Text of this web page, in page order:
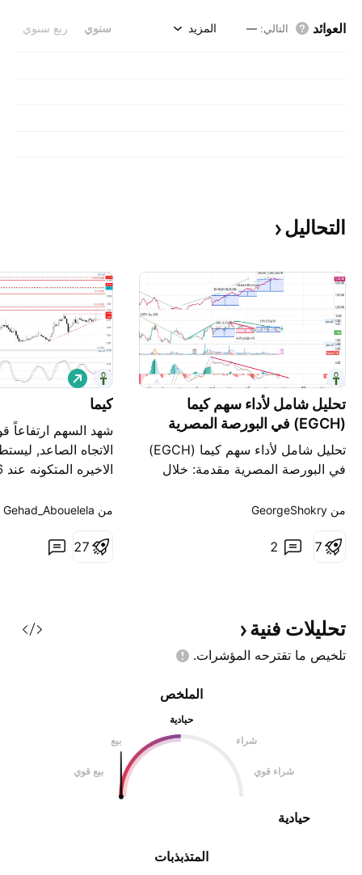
العوائد التالي:
— سنوي ربع سنوي المزيد
التحاليل
تحليل شامل لأداء سهم كيما
(EGCH) في البورصة المصرية
تحليل شامل لأداء سهم كيما (EGCH)
في البورصة المصرية مقدمة: خلال
ظاهري في
من ‎GeorgeShokry‎
2 7
كيما
شهد السهم ارتفاعاً
الاتجاه الصاعد,
سوف يأكد الاتجاه
ش
ر
من ‎Gehad_Abouelela‎
27
تحليلات فنية
تلخيص ما تقترحه المؤشرات.
المتذبذبات
الملخص
حيادية
بيع
شراء
بيع قوي شراء قوي
حيادية